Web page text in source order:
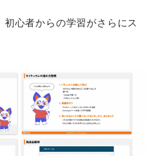
心者からの学習がさらにス